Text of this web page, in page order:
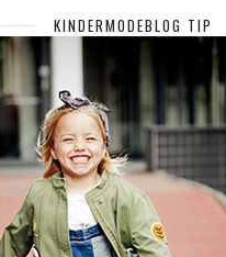
KINDERMODEBLOG TIP